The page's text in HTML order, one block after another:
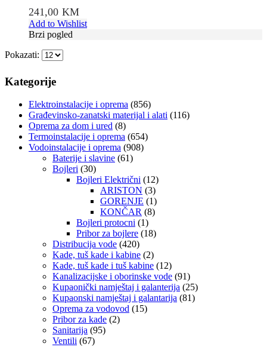
241,00 KM
Add to Wishlist
Brzi pogled
Pokazati:
Kategorije
Elektroinstalacije i oprema (856)
Građevinsko-zanatski materijal i alati (116)
Oprema za dom i ured (8)
Termoinstalacije i oprema (654)
Vodoinstalacije i oprema (908)
Baterije i slavine (61)
Bojleri (30)
Bojleri Električni (12)
ARISTON (3)
GORENJE (1)
KONČAR (8)
Bojleri protocni (1)
Pribor za bojlere (18)
Distribucija vode (420)
Kade, tuš kade i kabine (2)
Kade, tuš kade i tuš kabine (12)
Kanalizacijske i oborinske vode (91)
Kupaonički namještaj i galanterija (25)
Kupaonski namještaj i galantarija (81)
Oprema za vodovod (15)
Pribor za kade (2)
Sanitarija (95)
Ventili (67)